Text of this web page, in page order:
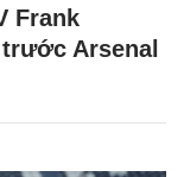
Frank
Arsenal